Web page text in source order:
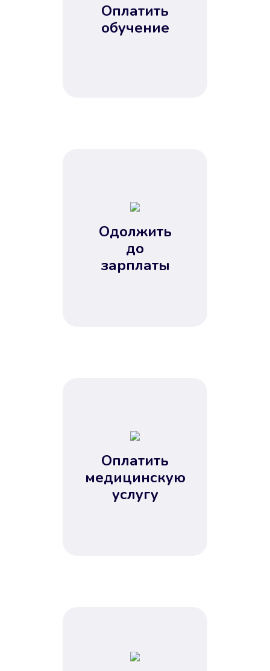
Оплатить
обучение
Одолжить
до
зарплаты
Оплатить
медицинскую
услугу